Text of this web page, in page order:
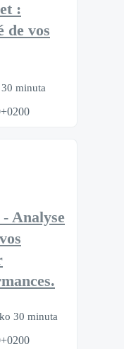
:
de vos
minuta
Analyse
30 minuta